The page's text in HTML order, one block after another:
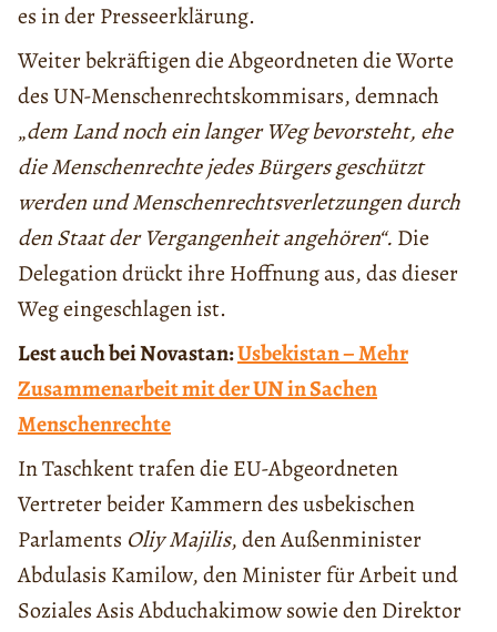
es in der Presseerklärung.
Weiter bekräftigen die Abgeordneten die Worte
des UN-Menschenrechtskommisars, demnach
„dem Land noch ein langer Weg bevorsteht, ehe
die Menschenrechte jedes Bürgers geschützt
werden und Menschenrechtsverletzungen durch
den Staat der Vergangenheit angehören“. Die
Delegation drückt ihre Hoffnung aus, das dieser
Weg eingeschlagen ist.
Lest auch bei Novastan:Usbekistan – Mehr
Zusammenarbeit mit der UN in Sachen
Menschenrechte
In Taschkent trafen die EU-Abgeordneten
Vertreter beider Kammern des usbekischen
Parlaments Oliy Majilis, den Außenminister
Abdulasis Kamilow, den Minister für Arbeit und
Soziales Asis Abduchakimow sowie den Direktor